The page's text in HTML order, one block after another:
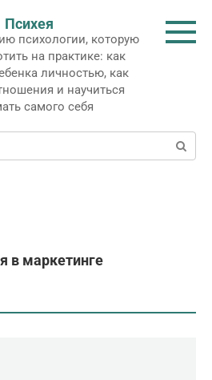
Психея
психологии, которую
на практике: как
личностью, как
и научиться
самого себя
в маркетинге